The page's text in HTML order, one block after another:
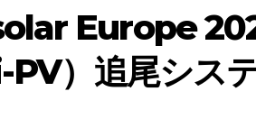
Europe
）追尾シス